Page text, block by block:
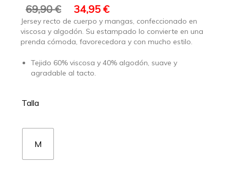
69,90€ 34,95 €
Jersey recto de cuerpo y mangas, confeccionado en
viscosa y algodón. Su estampado lo convierte en una
prenda cómoda, favorecedora y con mucho estilo.
Tejido 60% viscosa y 40% algodón, suave y
agradable al tacto.
Talla
M